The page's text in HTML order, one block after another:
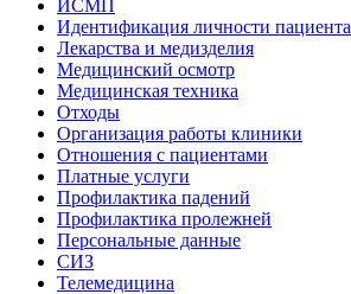
ИСМП
Идентификация личности пациента
Лекарства и медизделия
Медицинский осмотр
Медицинская техника
Отходы
Организация работы клиники
Отношения с пациентами
Платные услуги
Профилактика падений
Профилактика пролежней
Персональные данные
СИЗ
Телемедицина